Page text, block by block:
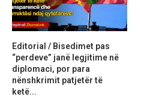
Editorial / Bisedimet pas
“perdeve” janë legjitime në
diplomaci, por para
nënshkrimit patjetër të
ketë...